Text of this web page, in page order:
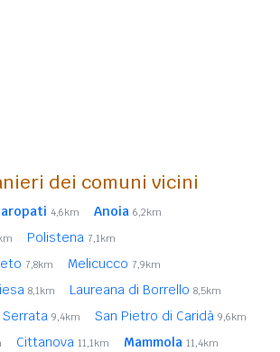
dei comuni vicini
4,6km Anoia 6,2km
Polistena 7,1km
7,8km Melicucco 7,9km
8,1km Laureana di Borrello 8,5km
Serrata 9,4km San Pietro di Caridà 9,6km
Cittanova 11,1km Mammola 11,4km